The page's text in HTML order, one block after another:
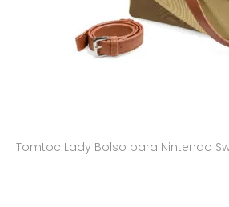
Tomtoc Lady Bolso para Nintendo